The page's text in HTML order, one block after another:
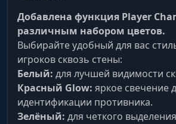
Добавлена функция Player
различным набором цветов.
Выбирайте удобный для вас
игроков сквозь стены:
Белый: для лучшей видимости
Красный Glow: яркое свечение
идентификации противника.
Зелёный: для четкого